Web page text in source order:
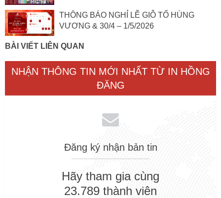
THÔNG BÁO NGHỈ LỄ GIỖ TỔ HÙNG
VƯƠNG & 30/4 – 1/5/2026
BÀI VIẾT LIÊN QUAN
NHẬN THÔNG TIN MỚI NHẤT TỪ IN HỒNG
ĐĂNG
Đăng ký nhận bản tin
Hãy tham gia cùng
23.789 thành viên